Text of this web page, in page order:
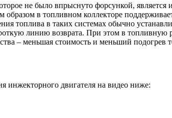
не было впрыснуто форсункой, является
в топливном коллекторе
топлива в таких системах обычно
линию возврата. При этом в топливную
– меньшая стоимость и меньший подогрев
инжекторного двигателя на видео ниже: